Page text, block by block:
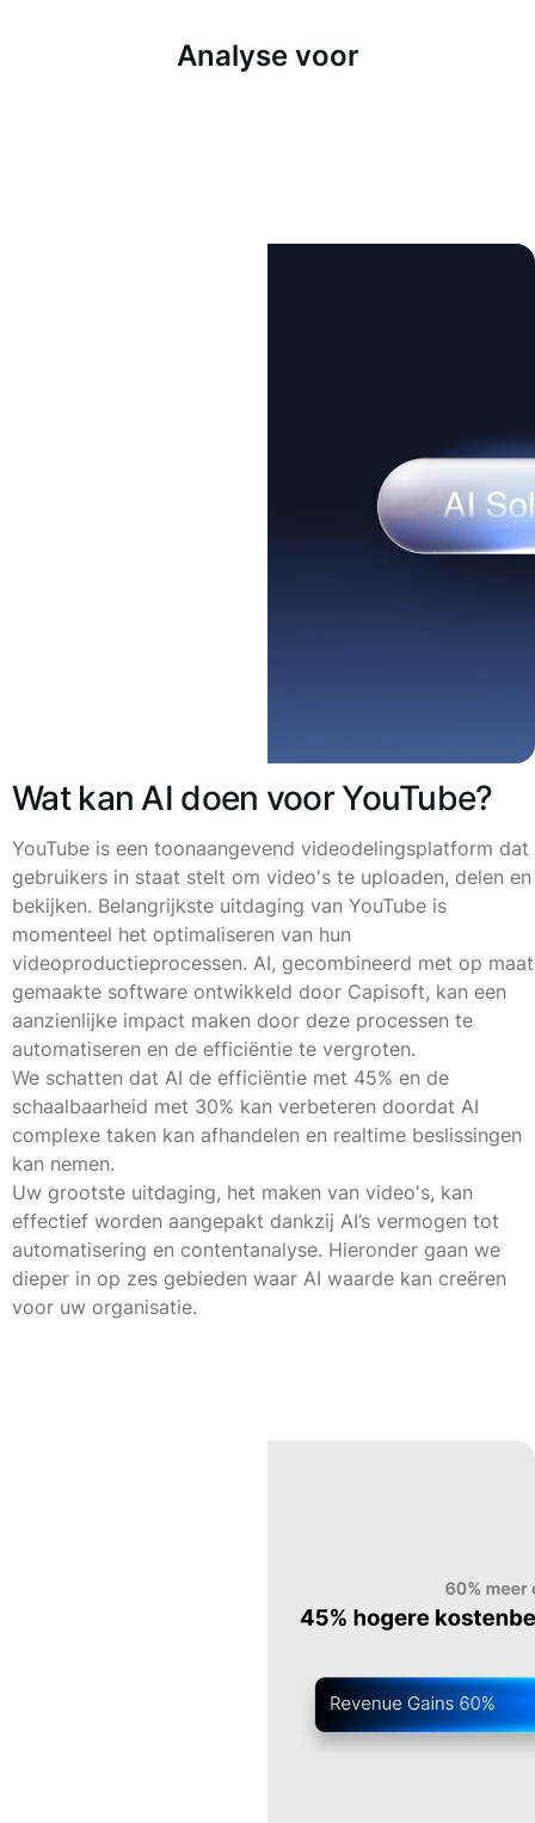
Analyse voor
Wat kan AI doen voor YouTube?
YouTube is een toonaangevend videodelingsplatform dat
gebruikers in staat stelt om video's te uploaden, delen en
bekijken. Belangrijkste uitdaging van YouTube is
momenteel het optimaliseren van hun
videoproductieprocessen. AI, gecombineerd met op maat
gemaakte software ontwikkeld door Capisoft, kan een
aanzienlijke impact maken door deze processen te
automatiseren en de efficiëntie te vergroten.
We schatten dat AI de efficiëntie met 45% en de
schaalbaarheid met 30% kan verbeteren doordat AI
complexe taken kan afhandelen en realtime beslissingen
kan nemen.
Uw grootste uitdaging, het maken van video's, kan
effectief worden aangepakt dankzij AI’s vermogen tot
automatisering en contentanalyse. Hieronder gaan we
dieper in op zes gebieden waar AI waarde kan creëren
voor uw organisatie.